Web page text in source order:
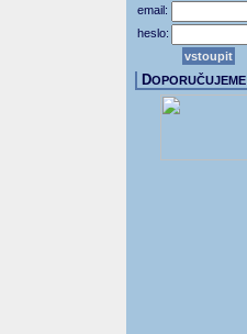
email:
heslo:
DOPORUČUJEME